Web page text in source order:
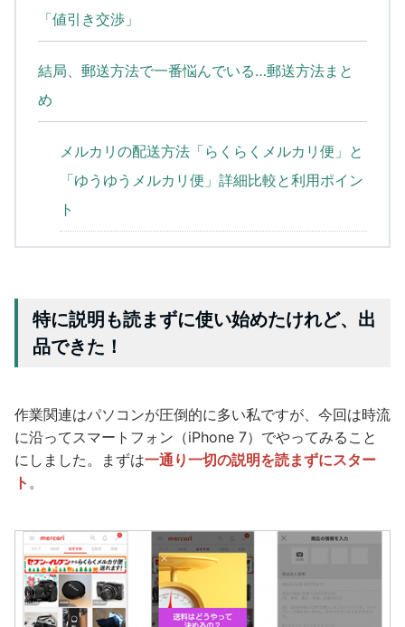
「値引き交渉」
結局、郵送方法で一番悩んでいる…郵送方法まと
め
メルカリの配送方法「らくらくメルカリ便」と
「ゆうゆうメルカリ便」詳細比較と利用ポイン
ト
特に説明も読まずに使い始めたけれど、出
品できた！
作業関連はパソコンが圧倒的に多い私ですが、今回は時流
に沿ってスマートフォン（iPhone 7）でやってみること
にしました。まずは一通り一切の説明を読まずにスター
ト 。